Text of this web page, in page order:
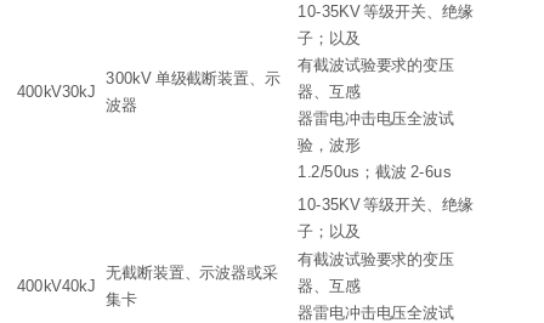
400kV30kJ
300kV 单级截断装置、示
波器
10-35KV 等级开关、绝缘
子；以及
有截波试验要求的变压
器、互感
器雷电冲击电压全波试
验，波形
1.2/50us；截波 2-6us
400kV40kJ
无截断装置、示波器或采
集卡
10-35KV 等级开关、绝缘
子；以及
有截波试验要求的变压
器、互感
器雷电冲击电压全波试